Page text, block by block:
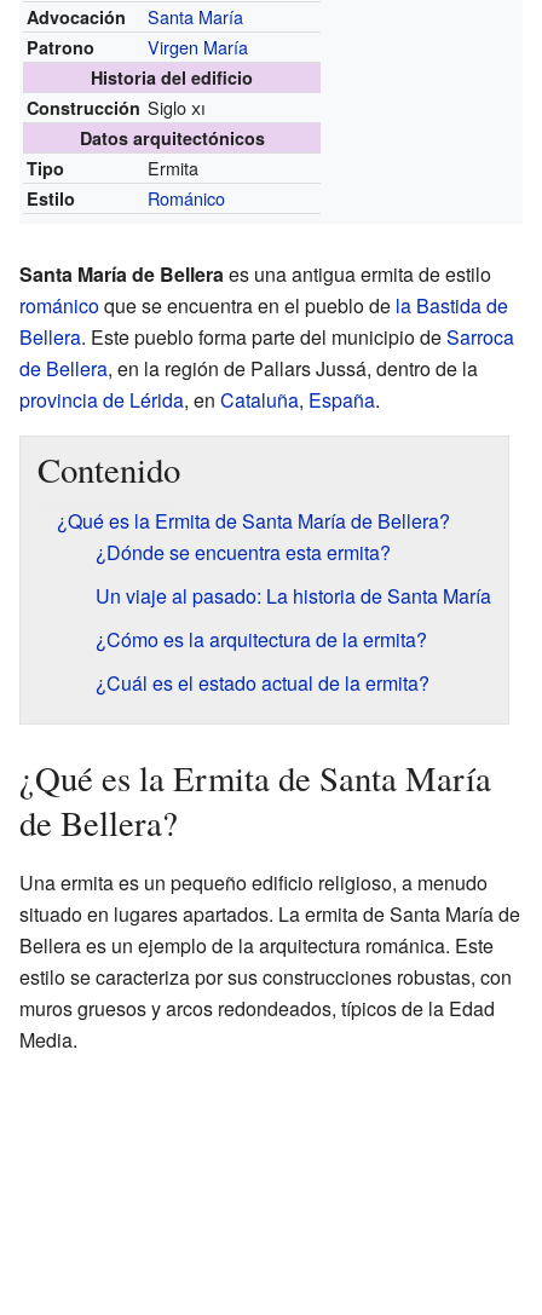
Advocación Santa María
Patrono Virgen María
Historia del edificio
Construcción Sigloxi
Datos arquitectónicos
Tipo
Ermita
Estilo Románico
Santa María de Belleraes una antigua ermita de estilo
románicoque se encuentra en el pueblo de la Bastida de
Bellera. Este pueblo forma parte del municipio deSarroca
de Bellera, en la región de Pallars Jussá, dentro de la
provincia de Lérida, en Cataluña, España.
Contenido
¿Qué es la Ermita de Santa María de Bellera?
¿Dónde se encuentra esta ermita?
Un viaje al pasado: La historia de Santa María
¿Cómo es la arquitectura de la ermita?
¿Cuál es el estado actual de la ermita?
¿Qué es la Ermita de Santa María
de Bellera?
Una ermita es un pequeño edificio religioso, a menudo
situado en lugares apartados. La ermita de Santa María de
Bellera es un ejemplo de la arquitectura románica. Este
estilo se caracteriza por sus construcciones robustas, con
muros gruesos y arcos redondeados, típicos de la Edad
Media.